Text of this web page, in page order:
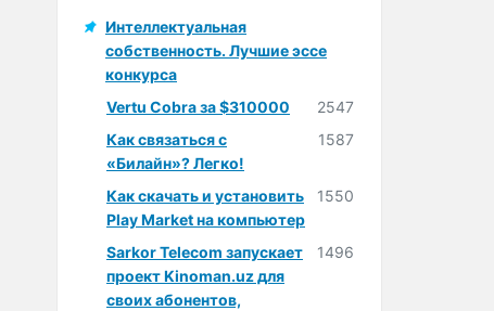
Интеллектуальная
собственность. Лучшие эссе
конкурса
Vertu Cobra за $310000
2547
Как связаться с
«Билайн»? Легко!
1587
Как скачать и установить
Play Market на компьютер
1550
Sarkor Telecom запускает
проект Kinoman.uz для
своих абонентов,
1496